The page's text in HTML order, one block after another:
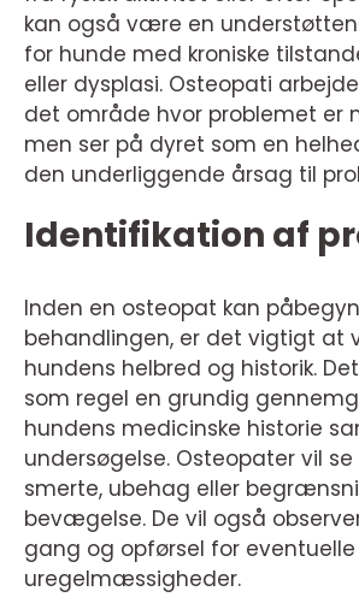
kan også være en
for hunde med kroniske
eller dysplasi. Osteopati
det område hvor problemet er
men ser på dyret som en
den underliggende årsag til
Identifikation af
Inden en osteopat kan
behandlingen, er det vigtigt at
hundens helbred og historik.
som regel en grundig
hundens medicinske historie
undersøgelse. Osteopater vil
smerte, ubehag eller
bevægelse. De vil også
gang og opførsel for eventuelle
uregelmæssigheder.